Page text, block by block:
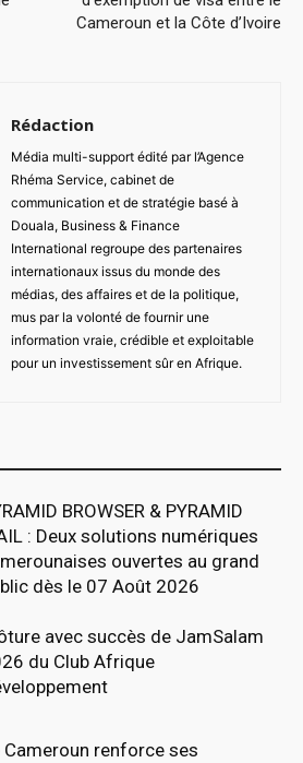
Cameroun et la Côte d’Ivoire
Rédaction
Média multi-support édité par l’Agence
Rhéma Service, cabinet de
communication et de stratégie basé à
Douala, Business & Finance
International regroupe des partenaires
internationaux issus du monde des
médias, des affaires et de la politique,
mus par la volonté de fournir une
information vraie, crédible et exploitable
pour un investissement sûr en Afrique.
BROWSER & PYRAMID
: Deux solutions numériques
ouvertes au grand
dès le 07 Août 2026
avec succès de JamSalam
du Club Afrique
Cameroun renforce ses